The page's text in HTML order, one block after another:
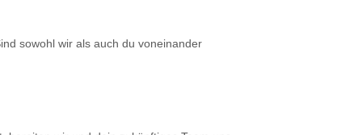
sowohl wir als auch du voneinander